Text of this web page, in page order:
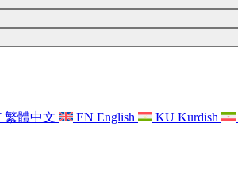
مستقل
خانواده ها
بررسی زایمان
مستقل
ایندیپندنت ریویو
خانواده
سلامت روان
繁體中文 EN English KU Kurdish